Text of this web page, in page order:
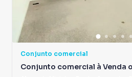
Conjunto comercial
Conjunto comercial à Venda